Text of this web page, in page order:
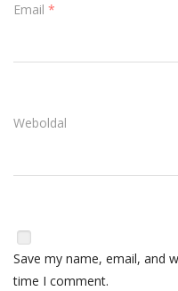
Email *
Weboldal
Save my name, email, and
time I comment.